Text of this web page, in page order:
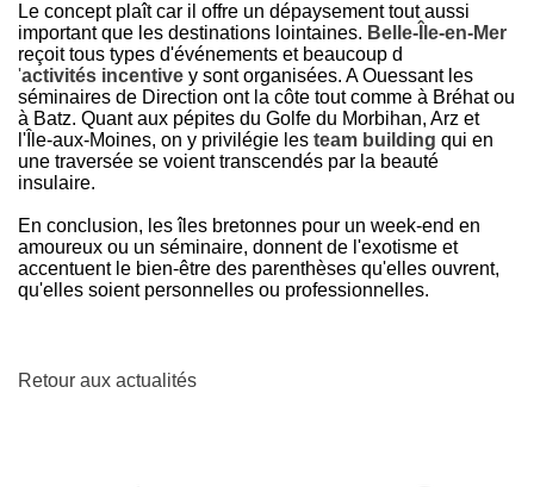
Le concept plaît car il offre un dépaysement tout aussi
important que les destinations lointaines. Belle-Île-en-Mer
reçoit tous types d'événements et beaucoup d
'activités incentive y sont organisées. A Ouessant les
séminaires de Direction ont la côte tout comme à Bréhat ou
à Batz. Quant aux pépites du Golfe du Morbihan, Arz et
l'Île-aux-Moines, on y privilégie les team building qui en
une traversée se voient transcendés par la beauté
insulaire.
En conclusion, les îles bretonnes pour un week-end en
amoureux ou un séminaire, donnent de l'exotisme et
accentuent le bien-être des parenthèses qu'elles ouvrent,
qu'elles soient personnelles ou professionnelles.
Retour aux actualités